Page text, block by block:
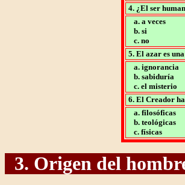
4. ¿El ser
a. a veces
b. si
c. no
5. El azar es
a. ignorancia
b. sabiduría
c. el misterio
6. El Creador
a. filosóficas
b. teológicas
c. físicas
3. Origen del